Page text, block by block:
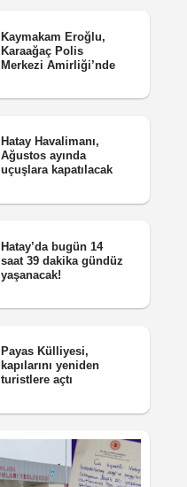
Kaymakam Eroğlu,
Karaağaç Polis
Merkezi Amirliği’nde
Hatay Havalimanı,
Ağustos ayında
uçuşlara kapatılacak
Hatay’da bugün 14
saat 39 dakika gündüz
yaşanacak!
Payas Külliyesi,
kapılarını yeniden
turistlere açtı